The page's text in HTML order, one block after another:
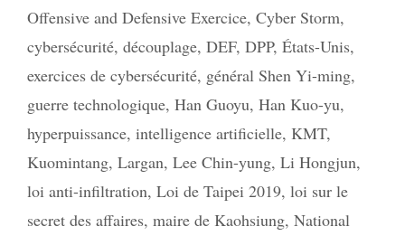
Offensive and Defensive Exercice, Cyber Storm,
cybersécurité, découplage, DEF, DPP, États-Unis,
exercices de cybersécurité, général Shen Yi-ming,
guerre technologique, Han Guoyu, Han Kuo-yu,
hyperpuissance, intelligence artificielle, KMT,
Kuomintang, Largan, Lee Chin-yung, Li Hongjun,
loi anti-infiltration, Loi de Taipei 2019, loi sur le
secret des affaires, maire de Kaohsiung, National